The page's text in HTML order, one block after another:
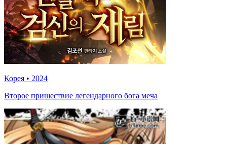
Корея • 2024
Второе пришествие легендарного бога меча